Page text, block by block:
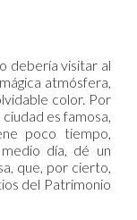
debería visitar al
atmósfera,
color. Por
es famosa,
poco tiempo,
día, dé un
que, por cierto,
del Patrimonio